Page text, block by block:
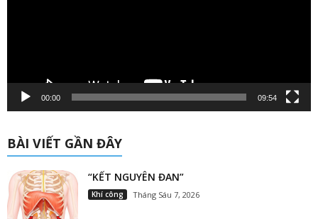
00:00 09:54
BÀI VIẾT GẦN ĐÂY
“KẾT NGUYÊN ĐAN”
Khí công Tháng Sáu 7, 2026